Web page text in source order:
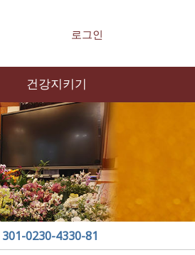
로그인
건강지키기
301-0230-4330-81